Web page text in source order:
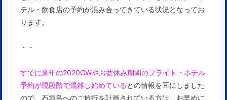
テル・飲食店の予約が混み合ってきている状況となってお
ります。
・・
すでに来年の2020GWやお盆休み期間のフライト・ホテル
予約が現段階で混雑し始めているとの情報を耳にしました
ので、石垣島へのご旅行を計画されている方は、お早めに